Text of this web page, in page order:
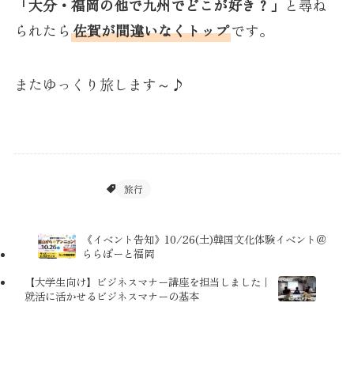
「大分・福岡の他で九州でどこが好き？」 と尋ね
られたら 佐賀が間違いなくトップです。
またゆっくり旅します～♪
旅行
《イベント告知》10/26(土)韓国文化体験イベント＠
ららぽーと福岡
【大学生向け】ビジネスマナー講座を担当しました｜
就活に活かせるビジネスマナーの基本